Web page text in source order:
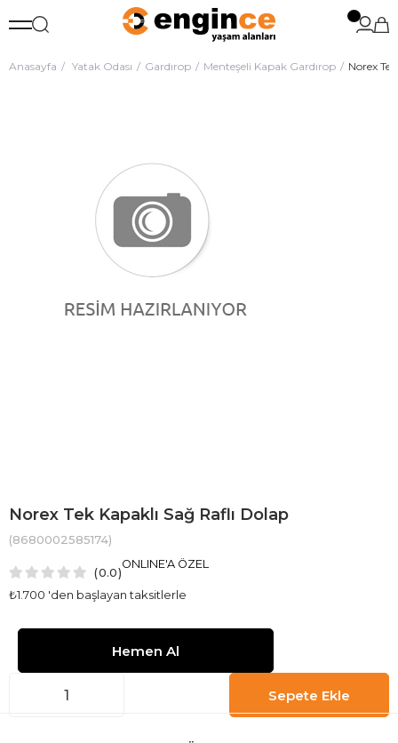
Anasayfa Yatak Odası Gardırop Menteşeli Kapak Gardırop Norex
Norex Tek Kapaklı Sağ Raflı Dolap
(8680002585174)
0.0
₺1.700 'den başlayan taksitlerle
ONLINE'A ÖZEL